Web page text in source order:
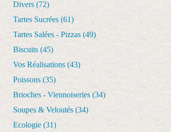
Divers (72)
Tartes Sucrées (61)
Tartes Salées - Pizzas (49)
Biscuits (45)
Vos Réalisations (43)
Poissons (35)
Brioches - Viennoiseries (34)
Soupes & Veloutés (34)
Ecologie (31)